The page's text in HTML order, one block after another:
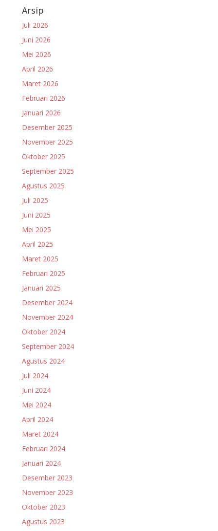
Arsip
Juli 2026
Juni 2026
Mei 2026
April 2026
Maret 2026
Februari 2026
Januari 2026
Desember 2025
November 2025
Oktober 2025
September 2025
Agustus 2025
Juli 2025
Juni 2025
Mei 2025
April 2025
Maret 2025
Februari 2025
Januari 2025
Desember 2024
November 2024
Oktober 2024
September 2024
Agustus 2024
Juli 2024
Juni 2024
Mei 2024
April 2024
Maret 2024
Februari 2024
Januari 2024
Desember 2023
November 2023
Oktober 2023
Agustus 2023